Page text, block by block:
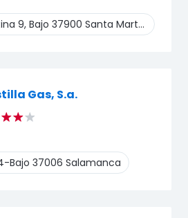
9, Bajo 37900 Santa Marta De Tormes
Gas, S.a.
Bajo 37006 Salamanca